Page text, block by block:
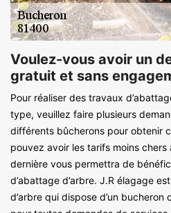
Voulez-vous avoir un
gratuit et sans
Pour réaliser des travaux
type, veuillez faire plusieurs
différents bûcherons pour obtenir
pouvez avoir les tarifs moins
dernière vous permettra de
d’abattage d’arbre. J.R élagage
d’arbre qui dispose d’un